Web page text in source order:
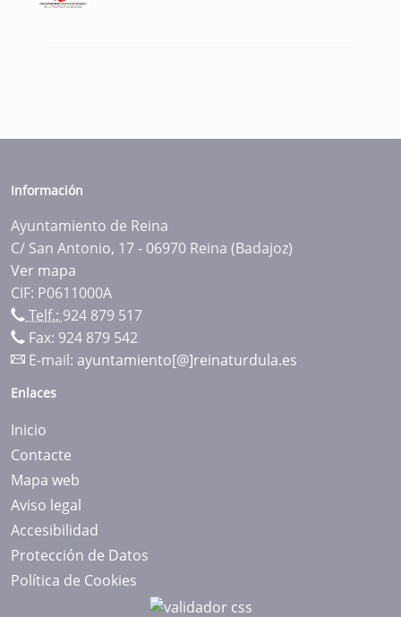
Información
Ayuntamiento de Reina
C/ San Antonio, 17 - 06970 Reina (Badajoz)
Ver mapa
CIF: P0611000A
Telf.: 924 879 517
Fax: 924 879 542
E-mail: ayuntamiento[@]reinaturdula.es
Enlaces
Inicio
Contacte
Mapa web
Aviso legal
Accesibilidad
Protección de Datos
Política de Cookies